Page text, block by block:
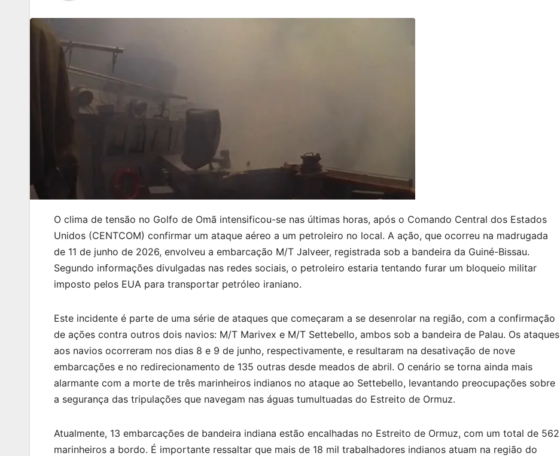
O clima de tensão no Golfo de Omã intensificou-se nas últimas horas, após o Comando Central dos Estados
Unidos (CENTCOM) confirmar um ataque aéreo a um petroleiro no local. A ação, que ocorreu na madrugada
de 11 de junho de 2026, envolveu a embarcação M/T Jalveer, registrada sob a bandeira da Guiné-Bissau.
Segundo informações divulgadas nas redes sociais, o petroleiro estaria tentando furar um bloqueio militar
imposto pelos EUA para transportar petróleo iraniano.
Este incidente é parte de uma série de ataques que começaram a se desenrolar na região, com a confirmação
de ações contra outros dois navios: M/T Marivex e M/T Settebello, ambos sob a bandeira de Palau. Os ataques
aos navios ocorreram nos dias 8 e 9 de junho, respectivamente, e resultaram na desativação de nove
embarcações e no redirecionamento de 135 outras desde meados de abril. O cenário se torna ainda mais
alarmante com a morte de três marinheiros indianos no ataque ao Settebello, levantando preocupações sobre
a segurança das tripulações que navegam nas águas tumultuadas do Estreito de Ormuz.
Atualmente, 13 embarcações de bandeira indiana estão encalhadas no Estreito de Ormuz, com um total de 562
marinheiros a bordo. É importante ressaltar que mais de 18 mil trabalhadores indianos atuam na região do